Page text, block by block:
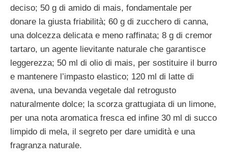
deciso; 50 g di amido di mais, fondamentale per
donare la giusta friabilità; 60 g di zucchero di canna,
una dolcezza delicata e meno raffinata; 8 g di cremor
tartaro, un agente lievitante naturale che garantisce
leggerezza; 50 ml di olio di mais, per sostituire il burro
e mantenere l’impasto elastico; 120 ml di latte di
avena, una bevanda vegetale dal retrogusto
naturalmente dolce; la scorza grattugiata di un limone,
per una nota aromatica fresca ed infine 30 ml di succo
limpido di mela, il segreto per dare umidità e una
fragranza naturale.